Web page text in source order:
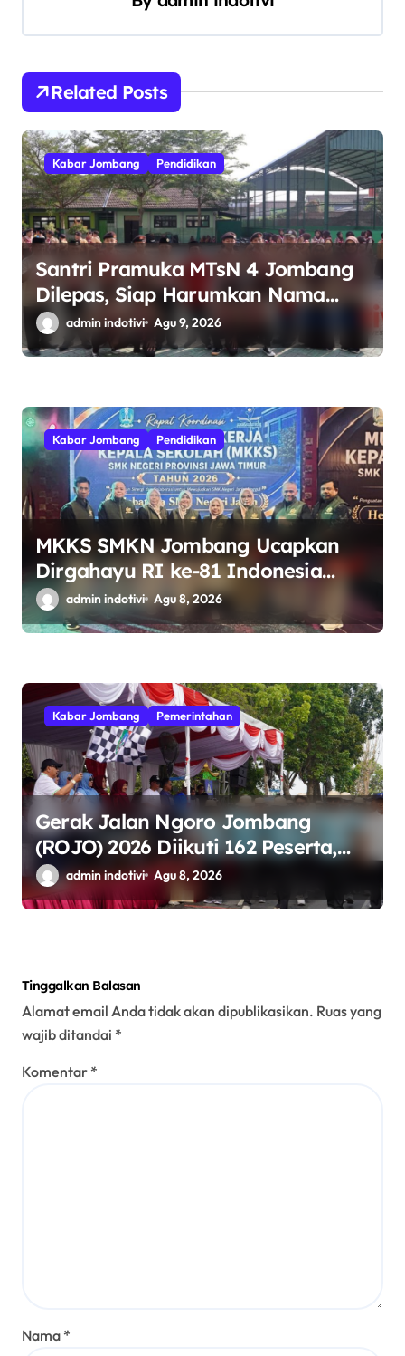
s
Related Posts
Kabar Jombang Pendidikan
Santri Pramuka MTsN 4 Jombang
Dilepas, Siap Harumkan Nama
Madrasah di Jambore Nasional
Cibubur
admin indotivi Agu 9, 2026
Kabar Jombang Pendidikan
MKKS SMKN Jombang Ucapkan
Dirgahayu RI ke-81 Indonesia
Berdaulat, Adil, dan Makmur
admin indotivi Agu 8, 2026
Kabar Jombang Pemerintahan
Gerak Jalan Ngoro Jombang
(ROJO) 2026 Diikuti 162 Peserta,
Bupati Jombang Tekankan Disiplin
dan Kekompakan
admin indotivi Agu 8, 2026
Tinggalkan Balasan
Alamat email Anda tidak akan dipublikasikan. Ruas yang
wajib ditandai *
Komentar *
Nama *